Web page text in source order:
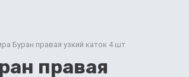
Буран правая узкий каток 4 шт
правая